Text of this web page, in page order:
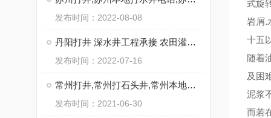
发布时间：2022-08-08
丹阳打井 深水井工程承接 农田灌溉用井饮用水井
发布时间：2022-07-16
常州打井,常州打石头井,常州本地钻井公司
发布时间：2021-06-30
式旋
岩屑.
十五
随着
及困
泥浆
而若